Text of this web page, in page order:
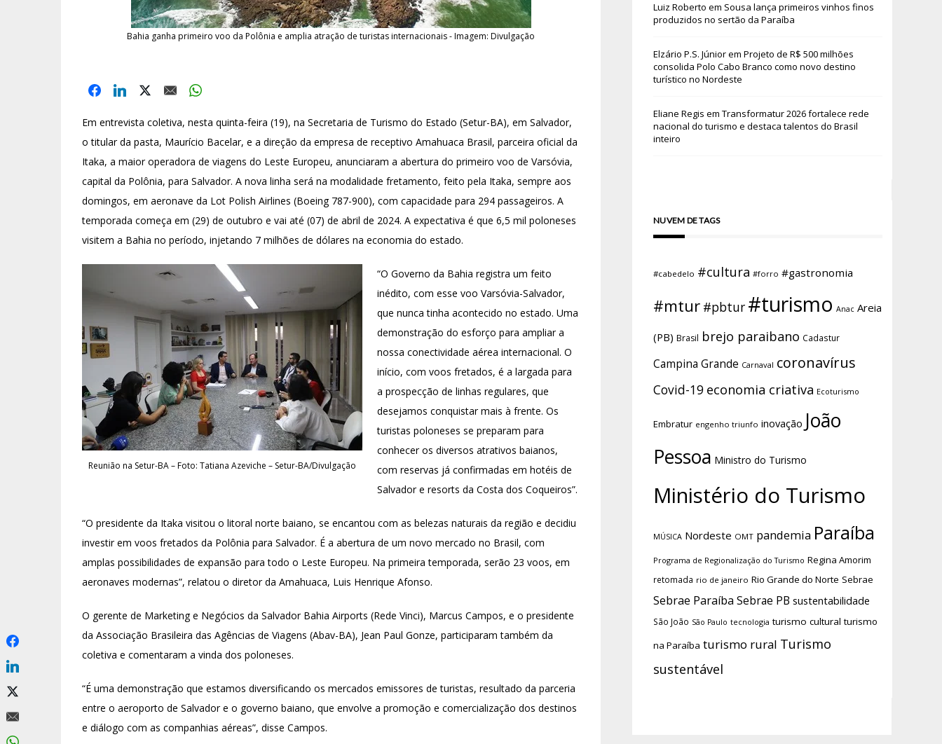
Bahia ganha primeiro voo da Polônia e amplia atração de turistas internacionais - Imagem: Divulgação
Em entrevista coletiva, nesta quinta-feira (19), na Secretaria de Turismo do Estado (Setur-BA), em Salvador,
o titular da pasta, Maurício Bacelar, e a direção da empresa de receptivo Amahuaca Brasil, parceira oficial da
Itaka, a maior operadora de viagens do Leste Europeu, anunciaram a abertura do primeiro voo de Varsóvia,
capital da Polônia, para Salvador. A nova linha será na modalidade fretamento, feito pela Itaka, sempre aos
domingos, em aeronave da Lot Polish Airlines (Boeing 787-900), com capacidade para 294 passageiros. A
temporada começa em (29) de outubro e vai até (07) de abril de 2024. A expectativa é que 6,5 mil poloneses
visitem a Bahia no período, injetando 7 milhões de dólares na economia do estado.
Reunião na Setur-BA – Foto: Tatiana Azeviche – Setur-BA/Divulgação
“O Governo da Bahia registra um feito
inédito, com esse voo Varsóvia-Salvador,
que nunca tinha acontecido no estado. Uma
demonstração do esforço para ampliar a
nossa conectividade aérea internacional. O
início, com voos fretados, é a largada para
a prospecção de linhas regulares, que
desejamos conquistar mais à frente. Os
turistas poloneses se preparam para
conhecer os diversos atrativos baianos,
com reservas já confirmadas em hotéis de
Salvador e resorts da Costa dos Coqueiros”.
“O presidente da Itaka visitou o litoral norte baiano, se encantou com as belezas naturais da região e decidiu
investir em voos fretados da Polônia para Salvador. É a abertura de um novo mercado no Brasil, com
amplas possibilidades de expansão para todo o Leste Europeu. Na primeira temporada, serão 23 voos, em
aeronaves modernas”, relatou o diretor da Amahuaca, Luis Henrique Afonso.
O gerente de Marketing e Negócios da Salvador Bahia Airports (Rede Vinci), Marcus Campos, e o presidente
da Associação Brasileira das Agências de Viagens (Abav-BA), Jean Paul Gonze, participaram também da
coletiva e comentaram a vinda dos poloneses.
“É uma demonstração que estamos diversificando os mercados emissores de turistas, resultado da parceria
entre o aeroporto de Salvador e o governo baiano, que envolve a promoção e comercialização dos destinos
e diálogo com as companhias aéreas”, disse Campos.
Luiz Roberto em Sousa lança primeiros vinhos finos
produzidos no sertão da Paraíba
Elzário P.S. Júniorem Projeto de R$ 500 milhões
consolida Polo Cabo Branco como novo destino
turístico no Nordeste
Eliane Regis em Transformatur 2026 fortalece rede
nacional do turismo e destaca talentos do Brasil
inteiro
NUVEM DE TAGS
#cabedelo #cultura #forro #gastronomia
#mtur #pbtur #turismo Anac Areia
(PB) Brasil brejo paraibano Cadastur
Campina Grande Carnaval coronavírus
Covid-19 economia criativa Ecoturismo
Embratur engenho triunfo inovação João
Pessoa Ministro do Turismo
Ministério do Turismo
MÚSICA Nordeste OMT pandemia Paraíba
Programa de Regionalização do Turismo Regina Amorim
retomada rio de janeiro Rio Grande do Norte Sebrae
Sebrae Paraíba Sebrae PB sustentabilidade
São João São Paulo tecnologia turismo cultural turismo
na Paraíba turismo rural Turismo
sustentável